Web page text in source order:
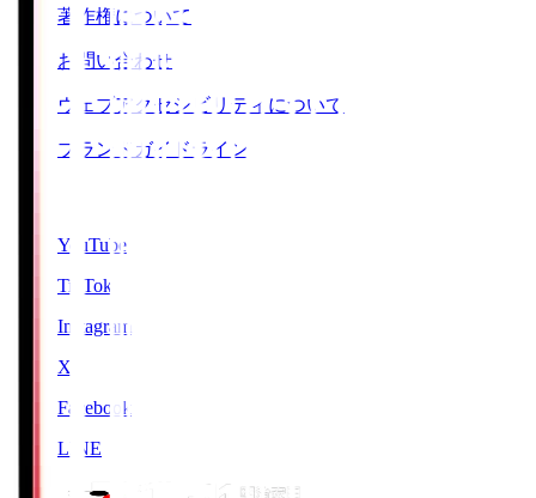
著作権について
お問い合わせ
ウェブアクセシビリティについて
ブランドガイドライン
YouTube
TikTok
Instagram
X
Facebook
LINE